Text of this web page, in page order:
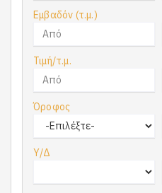
Εμβαδόν (τ.μ.)
Τιμή/τ.μ.
Όροφος
Υ/Δ